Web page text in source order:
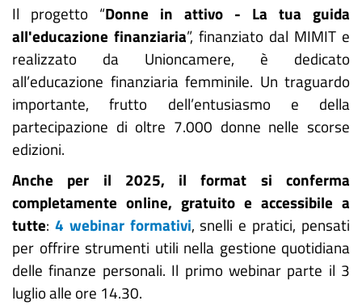
Il progetto “Donne in attivo - La tua guida
all'educazione finanziaria”, finanziato dal MIMIT e
realizzato da Unioncamere, è dedicato
all’educazione finanziaria femminile. Un traguardo
importante, frutto dell’entusiasmo e della
partecipazione di oltre 7.000 donne nelle scorse
edizioni.
Anche per il 2025, il format si conferma
completamente online, gratuito e accessibile a
tutte: 4 webinar formativi, snelli e pratici, pensati
per offrire strumenti utili nella gestione quotidiana
delle finanze personali. Il primo webinar parte il 3
luglio alle ore 14.30.